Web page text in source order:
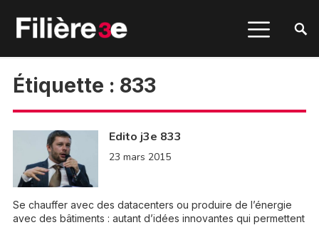
Étiquette : 833
Edito j3e 833
23 mars 2015
Se chauffer avec des datacenters ou produire de l’énergie
avec des bâtiments : autant d’idées innovantes qui permettent